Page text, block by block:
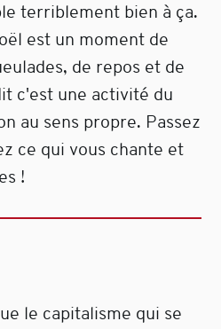
terriblement bien à ça.
est un moment de
de repos et de
c'est une activité du
au sens propre. Passez
ce qui vous chante et
!
le capitalisme qui se